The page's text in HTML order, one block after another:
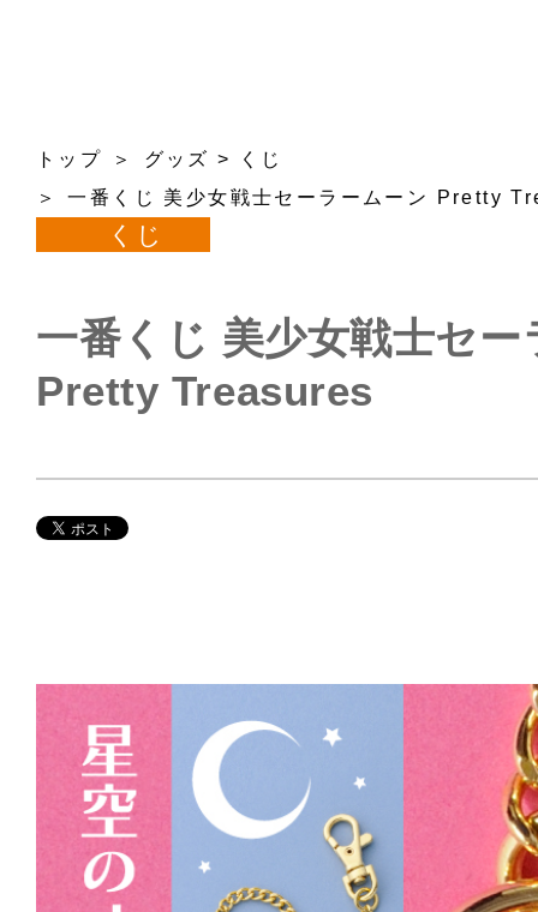
トップ グッズ >
くじ
一番くじ 美少女戦士セーラームーン Pretty
くじ
一番くじ 美少女戦士セー
Pretty Treasures